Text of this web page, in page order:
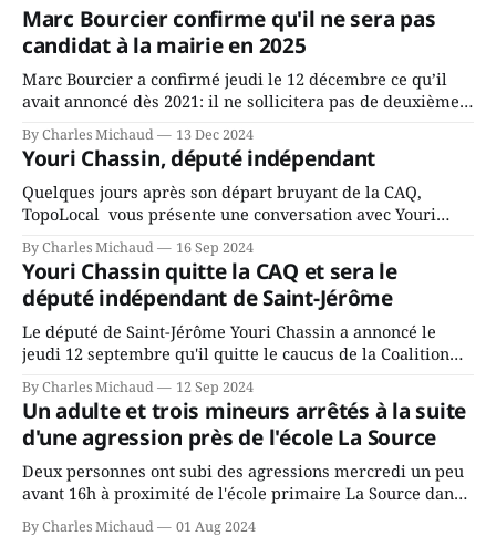
Marc Bourcier confirme qu'il ne sera pas
candidat à la mairie en 2025
Marc Bourcier a confirmé jeudi le 12 décembre ce qu’il
avait annoncé dès 2021: il ne sollicitera pas de deuxième
fait l’annonce en s’adressant aux employés de la ville,
rassemblés en soirée pour leur traditionnel souper
By Charles Michaud 13 Dec 2024
Youri Chassin, député indépendant
Quelques jours après son départ bruyant de la CAQ,
TopoLocal vous présente une conversation avec Youri
depuis longtemps? Sera-t-il candidat indépendant dans 2
ans? Joindrait-il un autre parti, par exemple les
conservateurs d’Éric Duhaime? Que lui
By Charles Michaud 16 Sep 2024
Youri Chassin quitte la CAQ et sera le
député indépendant de Saint-Jérôme
Le député de Saint-Jérôme Youri Chassin a annoncé le
jeudi 12 septembre qu'il quitte le caucus de la Coalition
gouvernement de la CAQ, surtout de son incapacité, qu'il
juge chronique, à offrir des
By Charles Michaud 12 Sep 2024
Un adulte et trois mineurs arrêtés à la suite
d'une agression près de l'école La Source
Deux personnes ont subi des agressions mercredi un peu
avant 16h à proximité de l'école primaire La Source dans
victimes aurait été écrasée sous un véhicule et aspergée
By Charles Michaud 01 Aug 2024